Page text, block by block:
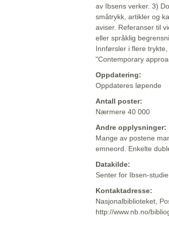
av Ibsens verker. 3)
småtrykk, artikler og
aviser. Referanser til
eller språklig
Innførsler i flere
"Contemporary
Oppdatering:
Oppdateres løpende
Antall poster:
Nærmere 40 000
Andre opplysninger:
Mange av postene
emneord. Enkelte
Datakilde:
Senter for Ibsen-
Kontaktadresse:
Nasjonalbiblioteket,
http://www.nb.no/